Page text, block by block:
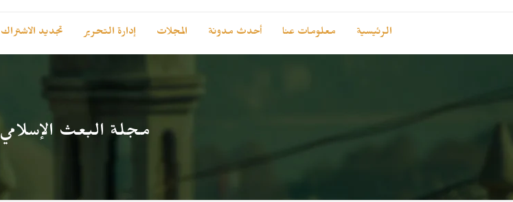
الرئيسية معلومات عنا أحدث مدونة المجلات إدارة التحرير تجديد الاشتراك
مجلة البعث الإسلامي ۱۹۷۹م